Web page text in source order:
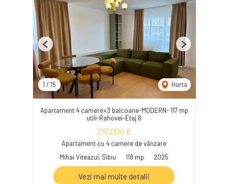
1 / 15 Harta
Previous Next
Apartament 4 camere+3 balcoane-MODERN- 117 mp
utili-Rahovei-Etaj 6
210,000 €
Apartament cu 4 camere de vânzare
Mihai Viteazul, Sibiu
118 mp 2025
Vezi mai multe detalii